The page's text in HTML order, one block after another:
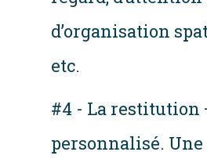
d’organisation
etc.
#4 - La restitution
personnalisé.